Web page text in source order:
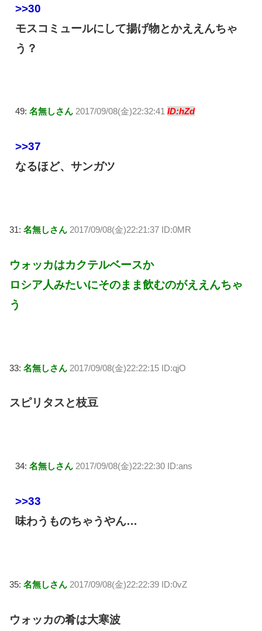
>>30
モスコミュールにして揚げ物とかええんちゃ
う？
49: 名無しさん 2017/09/08(金)22:32:41 ID:hZd
>>37
なるほど、サンガツ
31: 名無しさん 2017/09/08(金)22:21:37 ID:0MR
ウォッカはカクテルベースか
ロシア人みたいにそのまま飲むのがええんちゃ
う
33: 名無しさん 2017/09/08(金)22:22:15 ID:qjO
スピリタスと枝豆
34: 名無しさん 2017/09/08(金)22:22:30 ID:ans
>>33
味わうものちゃうやん…
35: 名無しさん 2017/09/08(金)22:22:39 ID:0vZ
ウォッカの肴は大寒波